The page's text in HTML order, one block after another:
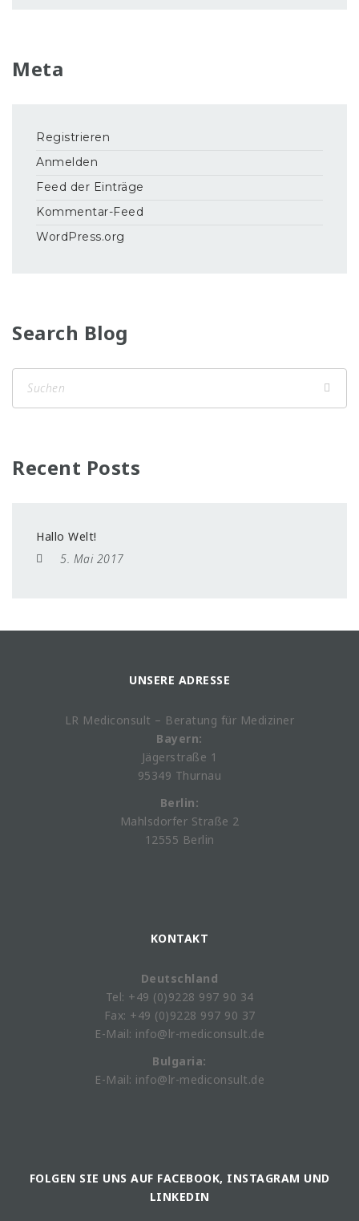
Meta
Registrieren
Anmelden
Feed der Einträge
Kommentar-Feed
WordPress.org
Search Blog
Recent Posts
Hallo Welt!
5. Mai 2017
UNSERE ADRESSE
LR Mediconsult – Beratung für Mediziner
Bayern:
Jägerstraße 1
95349 Thurnau
Berlin:
Mahlsdorfer Straße 2
12555 Berlin
KONTAKT
Deutschland
Tel: +49 (0)9228 997 90 34
Fax: +49 (0)9228 997 90 37
E-Mail: info@lr-mediconsult.de
Bulgaria:
E-Mail: info@lr-mediconsult.de
FOLGEN SIE UNS AUF FACEBOOK, INSTAGRAM UND
LINKEDIN